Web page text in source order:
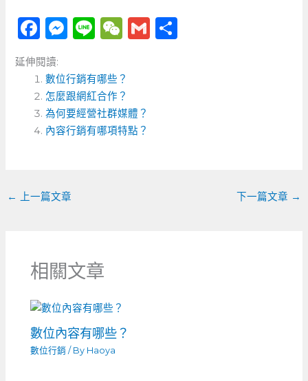
F
a
c
e
b
o
M
ss
e
n
g
Li
e
W
C
h
a
t
G
延伸閱讀:
數位行銷有哪些？
怎麼跟網紅合作？
為何要經營社群媒體？
內容行銷有哪項特點？
← 上一篇文章 下一篇文章 →
相關文章
數位內容有哪些？
數位行銷 / By Haoya